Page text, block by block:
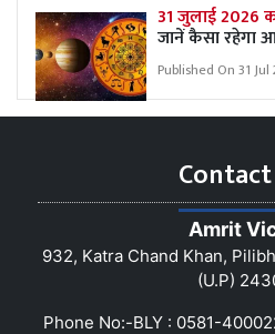
31 जुलाई 2026
जानें कैसा रहेगा
Published On 31
Amrit
932, Katra Chand Khan,
(U.P)
Phone No:-BLY : 0581-